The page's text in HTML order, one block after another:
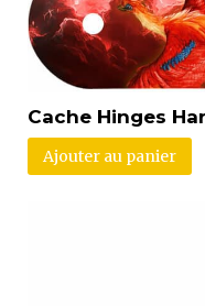
Cache Hinges
Ajouter au panier